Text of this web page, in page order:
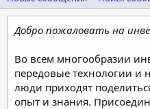
Добро пожаловать на
Во всем многообразии
передовые технологии и
люди приходят
опыт и знания.